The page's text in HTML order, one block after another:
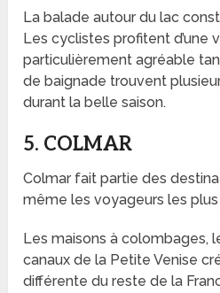
La balade autour du lac
Les cyclistes profitent d’une
particulièrement agréable
de baignade trouvent
durant la belle saison.
5. COLMAR
Colmar fait partie des
même les voyageurs les
Les maisons à colombages,
canaux de la Petite Venise
différente du reste de la